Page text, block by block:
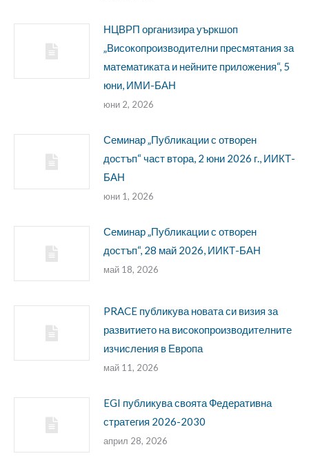
НЦВРП организира уъркшоп
„Високопроизводителни пресмятания за
математиката и нейните приложения“, 5
юни, ИМИ-БАН
юни 2, 2026
Семинар „Публикации с отворен
достъп“ част втора, 2 юни 2026 г., ИИКТ-
БАН
юни 1, 2026
Семинар „Публикации с отворен
достъп“, 28 май 2026, ИИКТ-БАН
май 18, 2026
PRACE публикува новата си визия за
развитието на високопроизводителните
изчисления в Европа
май 11, 2026
EGI публикува своята Федеративна
стратегия 2026-2030
април 28, 2026